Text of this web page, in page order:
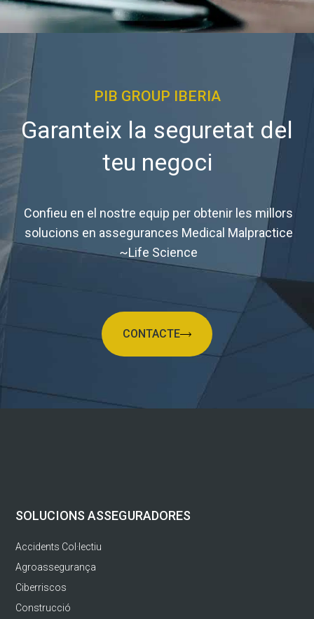
PIB GROUP IBERIA
Garanteix la seguretat del
teu negoci
Confieu en el nostre equip per obtenir les millors
solucions en assegurances Medical Malpractice
~Life Science
CONTACTE
SOLUCIONS ASSEGURADORES
Accidents Col·lectiu
Agroassegurança
Ciberriscos
Construcció